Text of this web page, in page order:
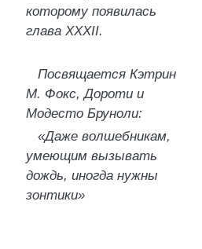
которому появилась
глава XXXII.
Посвящается Кэтрин
М. Фокс, Дороти и
Модесто Бруноли:
«Даже волшебникам,
умеющим вызывать
дождь, иногда нужны
зонтики»